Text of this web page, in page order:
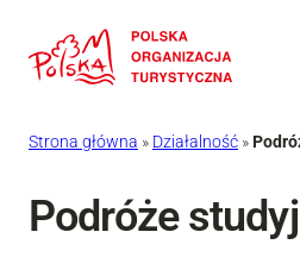
Strona główna » Działalność »
Podróże